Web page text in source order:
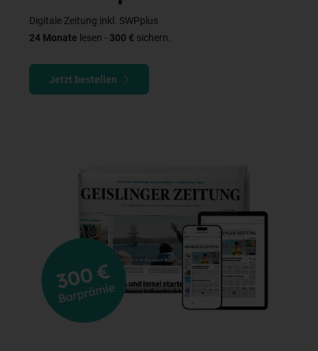
Digitale Zeitung inkl. SWPplus
24 Monate lesen - 300 € sichern.
Jetzt bestellen